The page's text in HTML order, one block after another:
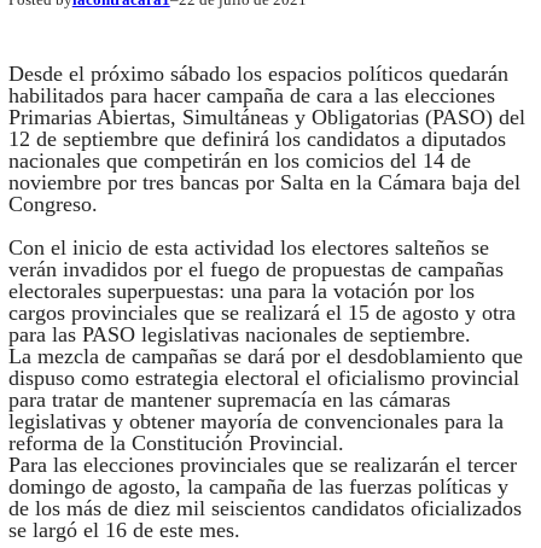
Desde el próximo sábado los espacios políticos quedarán
habilitados para hacer campaña de cara a las elecciones
Primarias Abiertas, Simultáneas y Obligatorias (PASO) del
12 de septiembre que definirá los candidatos a diputados
nacionales que competirán en los comicios del 14 de
noviembre por tres bancas por Salta en la Cámara baja del
Congreso.
Con el inicio de esta actividad los electores salteños se
verán invadidos por el fuego de propuestas de campañas
electorales superpuestas: una para la votación por los
cargos provinciales que se realizará el 15 de agosto y otra
para las PASO legislativas nacionales de septiembre.
La mezcla de campañas se dará por el desdoblamiento que
dispuso como estrategia electoral el oficialismo provincial
para tratar de mantener supremacía en las cámaras
legislativas y obtener mayoría de convencionales para la
reforma de la Constitución Provincial.
Para las elecciones provinciales que se realizarán el tercer
domingo de agosto, la campaña de las fuerzas políticas y
de los más de diez mil seiscientos candidatos oficializados
se largó el 16 de este mes.